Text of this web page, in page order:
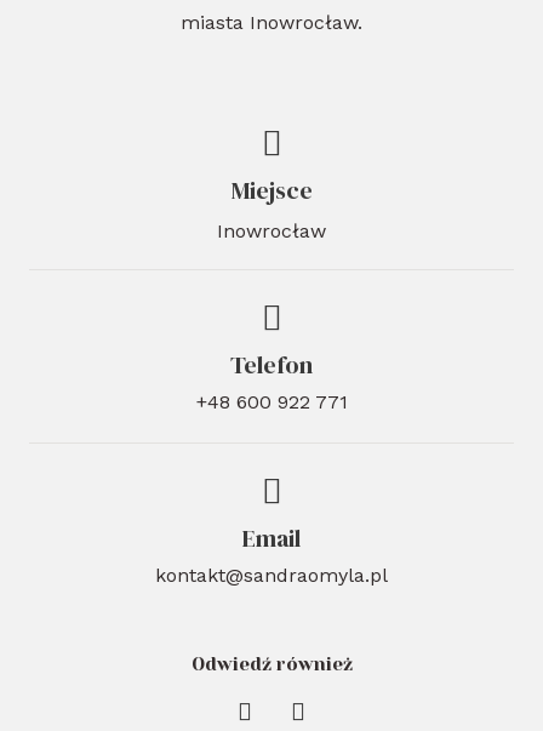
miasta Inowrocław.
Miejsce
Inowrocław
Telefon
+48 600 922 771
Email
kontakt@sandraomyla.pl
Odwiedź również